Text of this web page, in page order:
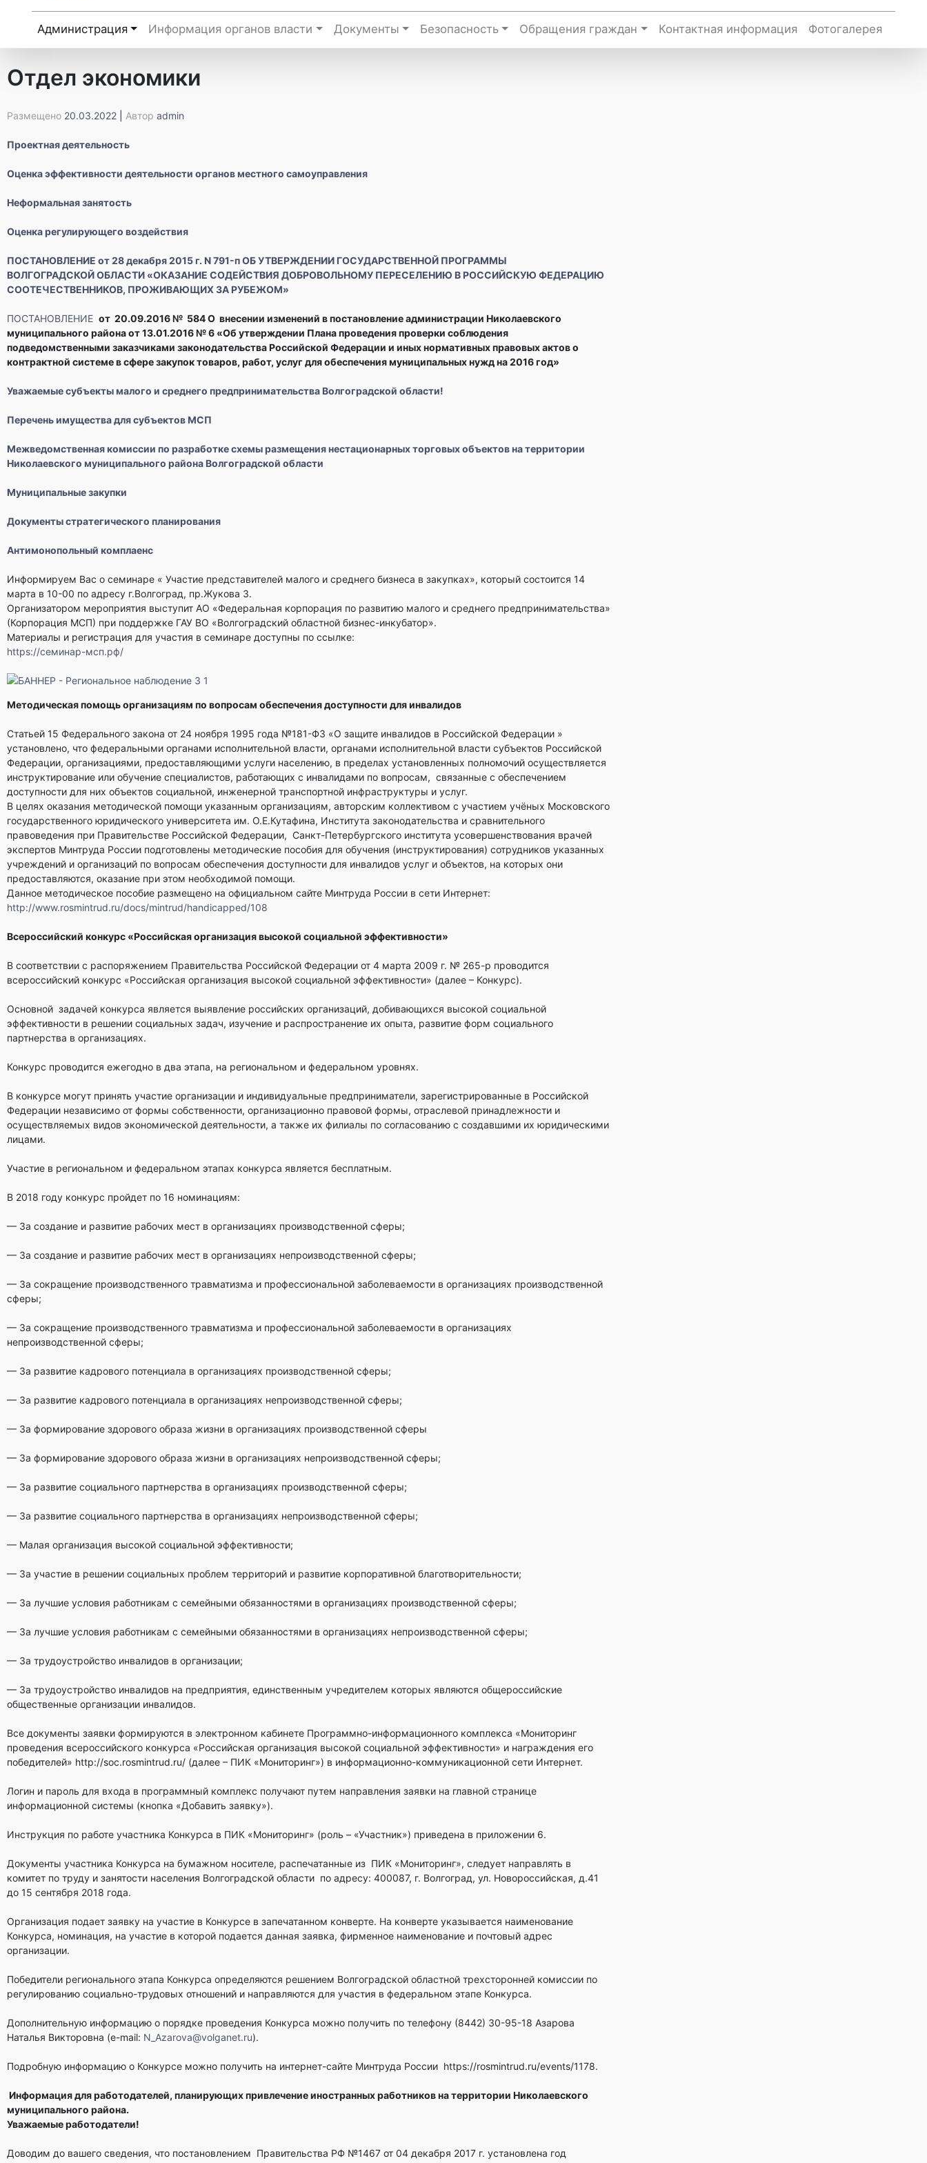
Администрация Информация органов власти Документы Безопасность Обращения граждан Контактная информация Фотогалерея
Отдел экономики
Размещено 20.03.2022 Автор admin
Проектная деятельность
Оценка эффективности деятельности органов местного самоуправления
Неформальная занятость
Оценка регулирующего воздействия
ПОСТАНОВЛЕНИЕ от 28 декабря 2015 г. N 791-пОБ УТВЕРЖДЕНИИ ГОСУДАРСТВЕННОЙ ПРОГРАММЫ
ВОЛГОГРАДСКОЙОБЛАСТИ «ОКАЗАНИЕ СОДЕЙСТВИЯ ДОБРОВОЛЬНОМУ ПЕРЕСЕЛЕНИЮ В РОССИЙСКУЮ ФЕДЕРАЦИЮ
СООТЕЧЕСТВЕННИКОВ, ПРОЖИВАЮЩИХ ЗА РУБЕЖОМ»
ПОСТАНОВЛЕНИЕ от 20.09.2016 № 584 О внесении изменений в постановление администрации Николаевского
муниципального района от 13.01.2016 № 6 «Об утверждении Плана проведения проверки соблюдения
подведомственными заказчиками законодательства Российской Федерации и иных нормативных правовых актов о
контрактной системе в сфере закупок товаров, работ, услуг для обеспечения муниципальных нужд на 2016 год»
Уважаемые субъекты малого и среднего предпринимательства Волгоградской области!
Перечень имущества для субъектов МСП
Межведомственная комиссии по разработке схемы размещения нестационарных торговых объектов на территории
Николаевского муниципального района Волгоградской области
Муниципальные закупки
Документы стратегического планирования
Антимонопольный комплаенс
Информируем Вас о семинаре « Участие представителей малого и среднего бизнеса в закупках», который состоится 14
марта в 10-00 по адресу г.Волгоград, пр.Жукова 3.
Организатором мероприятия выступит АО «Федеральная корпорация по развитию малого и среднего предпринимательства»
(Корпорация МСП) при поддержке ГАУ ВО «Волгоградский областной бизнес-инкубатор».
Материалы и регистрация для участия в семинаре доступны по ссылке:
https://семинар-мсп.рф/
Методическая помощь организациям по вопросам обеспечения доступности для инвалидов
Статьей 15 Федерального закона от 24 ноября 1995 года №181-ФЗ «О защите инвалидов в Российской Федерации »
установлено, что федеральными органами исполнительной власти, органами исполнительной власти субъектов Российской
Федерации, организациями, предоставляющими услуги населению, в пределах установленных полномочий осуществляется
инструктирование или обучение специалистов, работающих с инвалидами по вопросам, связанные с обеспечением
доступности для них объектов социальной, инженерной транспортной инфраструктуры и услуг.
В целях оказания методической помощи указанным организациям, авторским коллективом с участием учёных Московского
государственного юридического университета им. О.Е.Кутафина, Института законодательства и сравнительного
правоведения при Правительстве Российской Федерации, Санкт-Петербургского института усовершенствования врачей
экспертов Минтруда России подготовлены методические пособия для обучения (инструктирования) сотрудников указанных
учреждений и организаций по вопросам обеспечения доступности для инвалидов услуг и объектов, на которых они
предоставляются, оказание при этом необходимой помощи.
Данное методическое пособие размещено на официальном сайте Минтруда России в сети Интернет:
http://www.rosmintrud.ru/docs/mintrud/handicapped/108
Всероссийский конкурс «Российская организация высокой социальной эффективности»
В соответствии с распоряжением Правительства Российской Федерации от 4 марта 2009 г. № 265-р проводится
всероссийский конкурс «Российская организация высокой социальной эффективности» (далее – Конкурс).
Основной задачей конкурса является выявление российских организаций, добивающихся высокой социальной
эффективности в решении социальных задач, изучение и распространение их опыта, развитие форм социального
партнерства в организациях.
Конкурс проводится ежегодно в два этапа, на региональном и федеральном уровнях.
В конкурсе могут принять участие организации и индивидуальные предприниматели, зарегистрированные в Российской
Федерации независимо от формы собственности, организационно правовой формы, отраслевой принадлежности и
осуществляемых видов экономической деятельности, а также их филиалы по согласованию с создавшими их юридическими
лицами.
Участие в региональном и федеральном этапах конкурса является бесплатным.
В 2018 году конкурс пройдет по 16 номинациям:
— За создание и развитие рабочих мест в организациях производственной сферы;
— За создание и развитие рабочих мест в организациях непроизводственной сферы;
— За сокращение производственного травматизма и профессиональной заболеваемости в организациях производственной
сферы;
— За сокращение производственного травматизма и профессиональной заболеваемости в организациях
непроизводственной сферы;
— За развитие кадрового потенциала в организациях производственной сферы;
— За развитие кадрового потенциала в организациях непроизводственной сферы;
— За формирование здорового образа жизни в организациях производственной сферы
— За формирование здорового образа жизни в организациях непроизводственной сферы;
— За развитие социального партнерства в организациях производственной сферы;
— За развитие социального партнерства в организациях непроизводственной сферы;
— Малая организация высокой социальной эффективности;
— За участие в решении социальных проблем территорий и развитие корпоративной благотворительности;
— За лучшие условия работникам с семейными обязанностями в организациях производственной сферы;
— За лучшие условия работникам с семейными обязанностями в организациях непроизводственной сферы;
— За трудоустройство инвалидов в организации;
— За трудоустройство инвалидов на предприятия, единственным учредителем которых являются общероссийские
общественные организации инвалидов.
Все документы заявки формируются в электронном кабинете Программно-информационного комплекса «Мониторинг
проведения всероссийского конкурса «Российская организация высокой социальной эффективности» и награждения его
победителей» http://soc.rosmintrud.ru/ (далее – ПИК «Мониторинг») в информационно-коммуникационной сети Интернет.
Логин и пароль для входа в программный комплекс получают путем направления заявки на главной странице
информационной системы (кнопка «Добавить заявку»).
Инструкция по работе участника Конкурса в ПИК «Мониторинг» (роль – «Участник») приведена в приложении 6.
Документы участника Конкурса на бумажном носителе, распечатанные из ПИК «Мониторинг», следует направлять в
комитет по труду и занятости населения Волгоградской области по адресу: 400087, г. Волгоград, ул. Новороссийская, д.41
до 15 сентября 2018 года.
Организация подает заявку на участие в Конкурсе в запечатанном конверте. На конверте указывается наименование
Конкурса, номинация, на участие в которой подается данная заявка, фирменное наименование и почтовый адрес
организации.
Победители регионального этапа Конкурса определяются решением Волгоградской областной трехсторонней комиссии по
регулированию социально-трудовых отношений и направляются для участия в федеральном этапе Конкурса.
Дополнительную информацию о порядке проведения Конкурса можно получить по телефону (8442) 30-95-18 Азарова
Наталья Викторовна (е-mail: N_Azarova@volganet.ru).
Подробную информацию о Конкурсе можно получить на интернет-сайте Минтруда России https://rosmintrud.ru/events/1178.
Информация для работодателей, планирующих привлечение иностранных работников на территории Николаевского
муниципального района.
Уважаемые работодатели!
Доводим до вашего сведения, что постановлением Правительства РФ №1467 от 04 декабря 2017 г. установлена год